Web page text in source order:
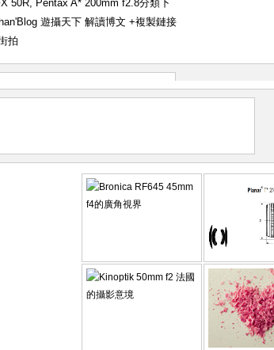
50R, Pentax A* 200mm f2.8分類下
遊攝天下 解讀博文 +複製鏈接
拍